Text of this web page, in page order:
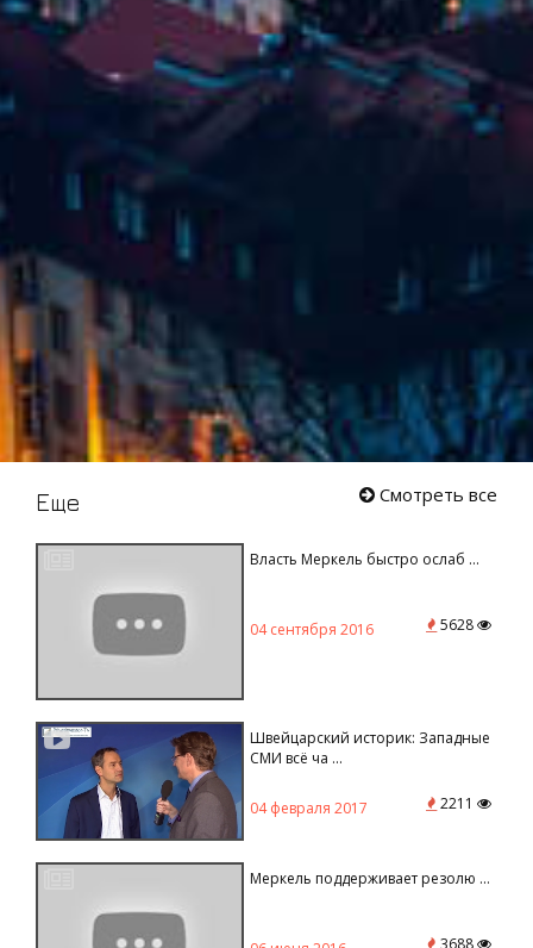
Еще Смотреть все
Власть Меркель быстро ослаб ...
04 сентября 2016 5628
Швейцарский историк: Западные
СМИ всё ча ...
04 февраля 2017 2211
Меркель поддерживает резолю ...
3688